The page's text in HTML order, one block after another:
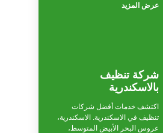
عرض المزيد
شركة تنظيف
بالاسكندرية
اكتشف خدمات أفضل شركات
تنظيف في الاسكندرية. الاسكندرية،
عروس البحر الأبيض المتوسط،